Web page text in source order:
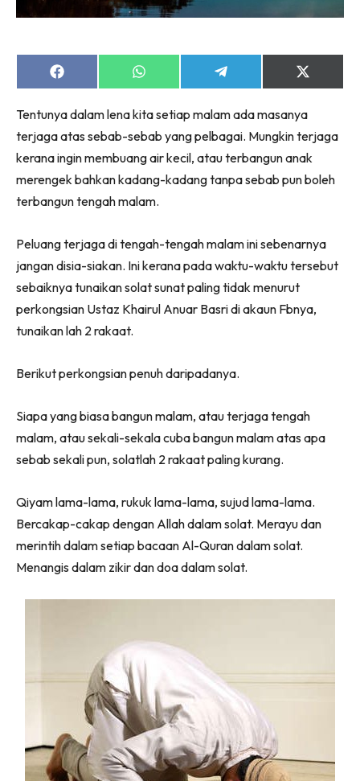
Share
on
Share
on
Share
on
Share
on
(Twitter)
Tentunya dalam lena kita setiap malam ada masanya
terjaga atas sebab-sebab yang pelbagai. Mungkin terjaga
kerana ingin membuang air kecil, atau terbangun anak
merengek bahkan kadang-kadang tanpa sebab pun boleh
terbangun tengah malam.
Peluang terjaga di tengah-tengah malam ini sebenarnya
jangan disia-siakan. Ini kerana pada waktu-waktu tersebut
sebaiknya tunaikan solat sunat paling tidak menurut
perkongsian Ustaz Khairul Anuar Basri di akaun Fbnya,
tunaikan lah 2 rakaat.
Berikut perkongsian penuh daripadanya.
Siapa yang biasa bangun malam, atau terjaga tengah
malam, atau sekali-sekala cuba bangun malam atas apa
sebab sekali pun, solatlah 2 rakaat paling kurang.
Qiyam lama-lama, rukuk lama-lama, sujud lama-lama.
Bercakap-cakap dengan Allah dalam solat. Merayu dan
merintih dalam setiap bacaan Al-Quran dalam solat.
Menangis dalam zikir dan doa dalam solat.